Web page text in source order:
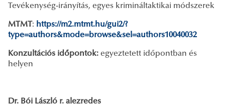
Tevékenység-irányítás, egyes krimináltaktikai módszerek
MTMT: https://m2.mtmt.hu/gui2/?
type=authors&mode=browse&sel=authors10040032
Konzultációs időpontok: egyeztetett időpontban és
helyen
Dr. Bói László r. alezredes